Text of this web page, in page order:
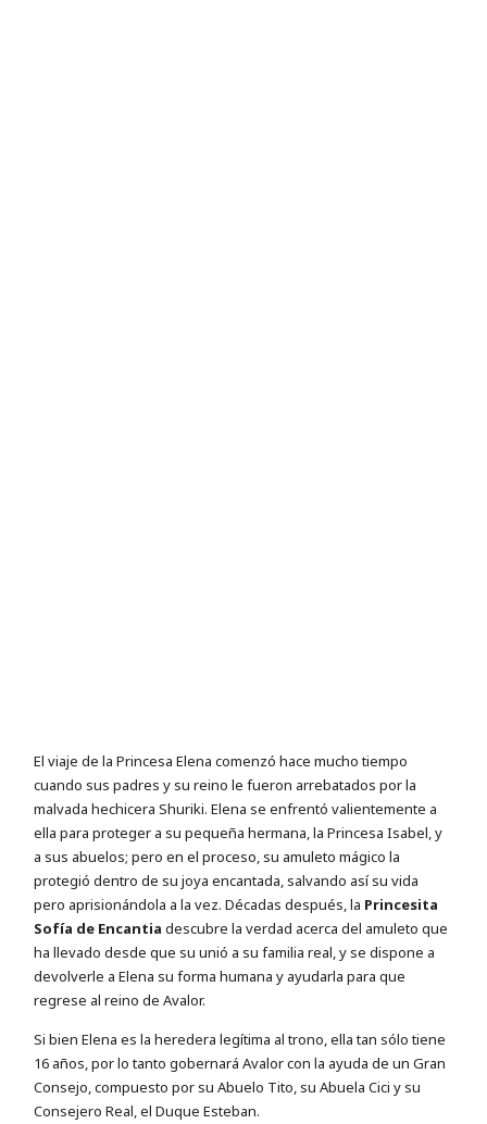
El viaje de la Princesa Elena comenzó hace mucho tiempo
cuando sus padres y su reino le fueron arrebatados por la
malvada hechicera Shuriki. Elena se enfrentó valientemente a
ella para proteger a su pequeña hermana, la Princesa Isabel, y
a sus abuelos; pero en el proceso, su amuleto mágico la
protegió dentro de su joya encantada, salvando así su vida
pero aprisionándola a la vez. Décadas después, la Princesita
Sofía de Encantia descubre la verdad acerca del amuleto que
ha llevado desde que su unió a su familia real, y se dispone a
devolverle a Elena su forma humana y ayudarla para que
regrese al reino de Avalor.
Si bien Elena es la heredera legítima al trono, ella tan sólo tiene
16 años, por lo tanto gobernará Avalor con la ayuda de un Gran
Consejo, compuesto por su Abuelo Tito, su Abuela Cici y su
Consejero Real, el Duque Esteban.